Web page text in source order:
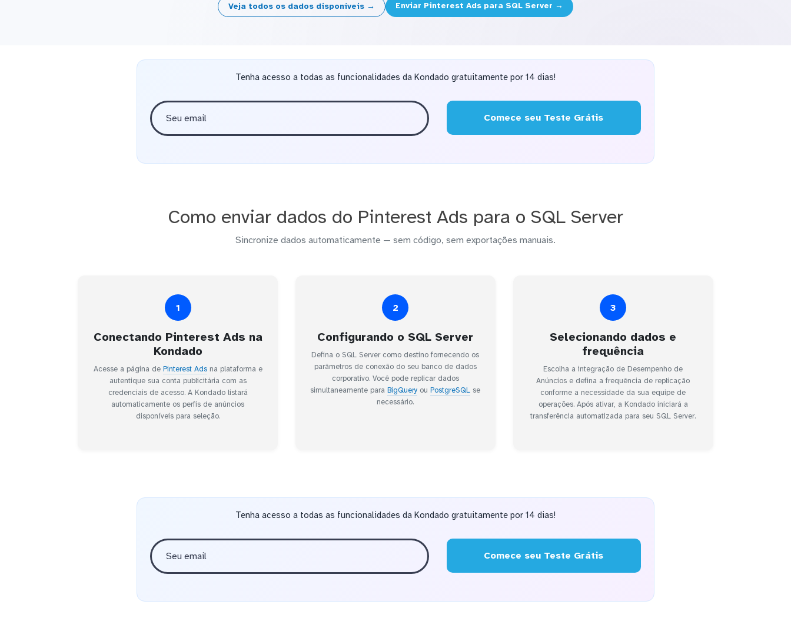
Veja todos os dados disponíveis → Enviar Pinterest Ads para SQL Server →
Tenha acesso a todas as funcionalidades da Kondado gratuitamente por 14 dias!
Comece seu Teste Grátis
Como enviar dados do Pinterest Ads para o SQL Server
Sincronize dados automaticamente — sem código, sem exportações manuais.
1
Conectando Pinterest Ads na
Kondado
Acesse a página de Pinterest Adsna plataforma e
autentique sua conta publicitária com as
credenciais de acesso. A Kondado listará
automaticamente os perfis de anúncios
disponíveis para seleção.
2
Configurando o SQL Server
Defina o SQL Server como destino fornecendo os
parâmetros de conexão do seu banco de dados
corporativo. Você pode replicar dados
simultaneamente paraBigQuery ouPostgreSQL se
necessário.
3
Selecionando dados e
frequência
Escolha a integração de Desempenho de
Anúncios e defina a frequência de replicação
conforme a necessidade da sua equipe de
operações. Após ativar, a Kondado iniciará a
transferência automatizada para seu SQL Server.
Tenha acesso a todas as funcionalidades da Kondado gratuitamente por 14 dias!
Comece seu Teste Grátis